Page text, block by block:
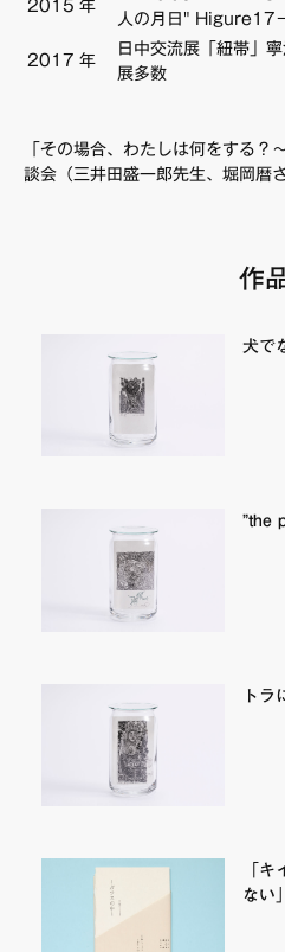
2015 年
人の月日" Higure17
2017 年
日中交流展「紐帯」
展多数
「その場合、わたしは何をする？
談会（三井田盛一郎先生、堀岡暦
作
犬で
”the
トラ
「
ない」